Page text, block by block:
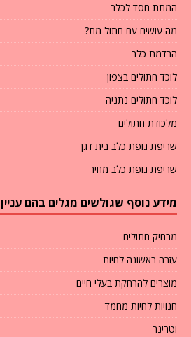
המתת חסד לכלב
מה עושים עם חתול מת?
הרדמת כלב
לוכד חתולים בצפון
לוכד חתולים נתניה
מלכודת חתולים
שריפת גופת כלב בית דגן
שריפת גופת כלב מחיר
מידע נוסף שגולשים מגלים בהם עניין
מרחיק חתולים
עזרה ראשונה לחיות
מוצרים להרחקת בעלי חיים
חנויות לחיות מחמד
וטרינר